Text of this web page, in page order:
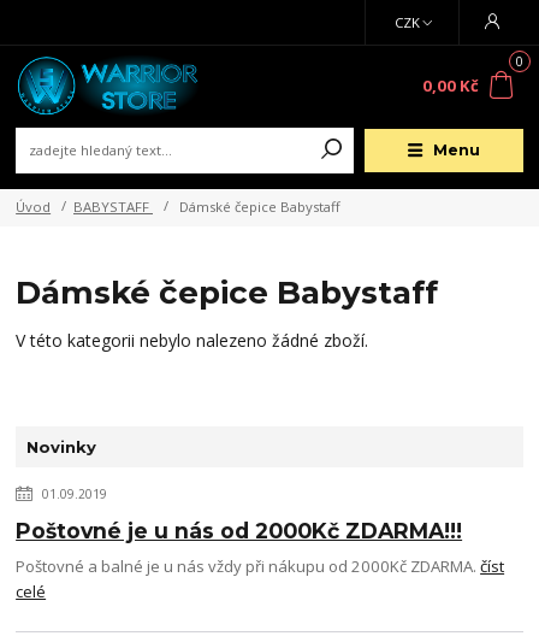
Menu
CZK
0
0,00 Kč
Úvod BABYSTAFF Dámské čepice Babystaff
Dámské čepice Babystaff
V této kategorii nebylo nalezeno žádné zboží.
Novinky
01.09.2019
Poštovné je u nás od 2000Kč ZDARMA!!!
Poštovné a balné je u nás vždy při nákupu od 2000Kč ZDARMA.číst
celé